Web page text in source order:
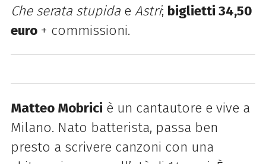
Che serata stupidae Astri; biglietti 34,50
euro + commissioni.
Matteo Mobrici è un cantautore e vive a
Milano. Nato batterista, passa ben
presto a scrivere canzoni con una